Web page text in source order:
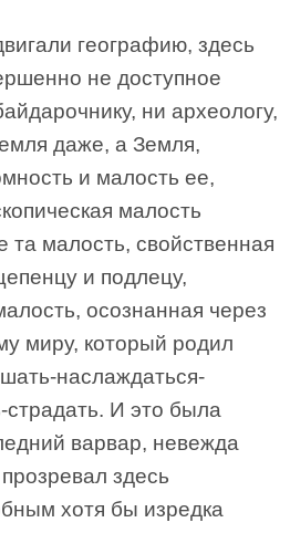
географию, здесь
не доступное
ни археологу,
даже, а Земля,
и малость ее,
малость
та малость, свойственная
и подлецу,
осознанная через
миру, который родил
наслаждаться-
И это была
варвар, невежда
здесь
хотя бы изредка